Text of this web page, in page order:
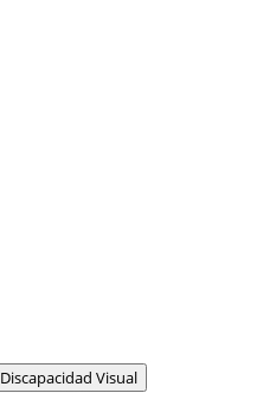
Discapacidad Visual